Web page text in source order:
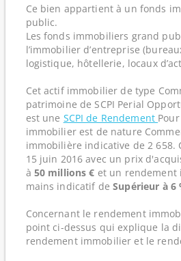
Ce bien appartient à un fonds
public.
Les fonds immobiliers grand
l’immobilier d’entreprise
logistique, hôtellerie, locaux
Cet actif immobilier de type
patrimoine de SCPI Perial
est une SCPI de Rendement
immobilier est de nature
immobilière indicative de 2 658.
15 juin 2016 avec un prix
à 50 millions € et un rendement
mains indicatif deSupérieur à 6
Concernant le rendement
point ci-dessus qui explique la
rendement immobilier et le